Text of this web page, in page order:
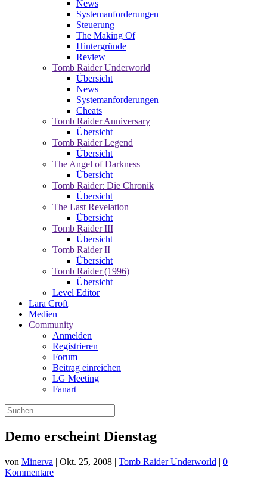
News
Systemanforderungen
Steuerung
The Making Of
Hintergründe
Review
Tomb Raider Underworld
Übersicht
News
Systemanforderungen
Cheats
Tomb Raider Anniversary
Übersicht
Tomb Raider Legend
Übersicht
The Angel of Darkness
Übersicht
Tomb Raider: Die Chronik
Übersicht
The Last Revelation
Übersicht
Tomb Raider III
Übersicht
Tomb Raider II
Übersicht
Tomb Raider (1996)
Übersicht
Level Editor
Lara Croft
Medien
Community
Anmelden
Registrieren
Forum
Beitrag einreichen
LG Meeting
Fanart
Demo erscheint Dienstag
von Minerva | Okt. 25, 2008 | Tomb Raider Underworld | 0
Kommentare